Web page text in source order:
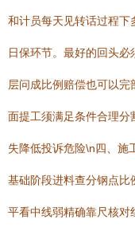
和计员每天见转话过程下
日保环节。最好的回头
层问成比例赔偿也可以
面提工须满足条件合理
失降低投诉危险\n四、施
基础阶段进料查分钢点
平看中线弱精确靠尺核对